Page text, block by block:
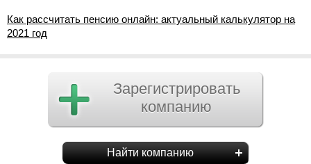
Как рассчитать пенсию онлайн: актуальный калькулятор на
2021 год
Зарегистрировать
компанию
Найти компанию